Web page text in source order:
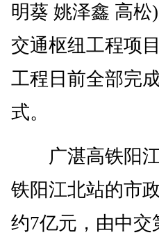
明葵 姚泽鑫 高
交通枢纽工程项
工程日前全部完
式。
广湛高铁阳江
铁阳江北站的市
约7亿元，由中